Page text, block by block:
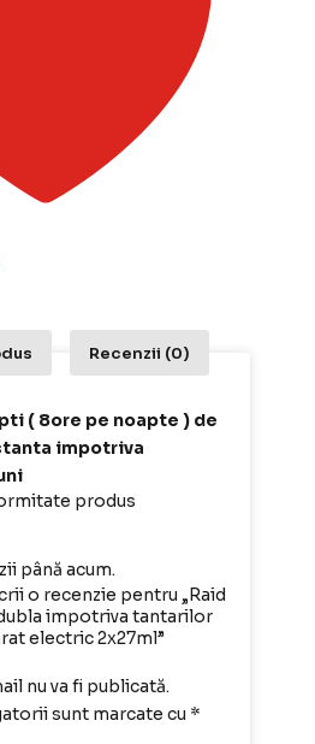
Recenzii (0)
( 8ore pe noapte ) de
impotriva
produs
până acum.
o recenzie pentru „Raid
impotriva tantarilor
electric 2x27ml”
nu va fi publicată.
sunt marcate cu *